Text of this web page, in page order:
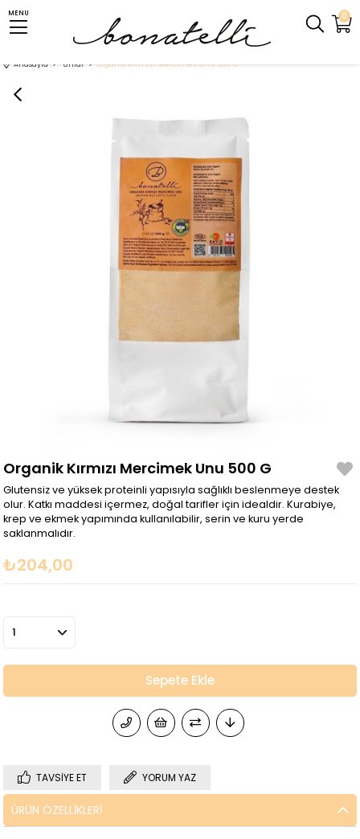
0
MENU
Anasayfa Unlar Organik Kırmızı Mercimek Unu 500 G
Organik Kırmızı Mercimek Unu 500 G
Glutensiz ve yüksek proteinli yapısıyla sağlıklı beslenmeye destek
olur. Katkı maddesi içermez, doğal tarifler için idealdir. Kurabiye,
krep ve ekmek yapımında kullanılabilir, serin ve kuru yerde
saklanmalıdır.
₺204,00
TAVSIYE ET YORUM YAZ
ÜRÜN ÖZELLIKLERI